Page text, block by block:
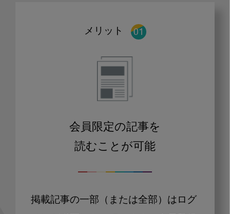
メリット
会員限定の記事を
読むことが可能
掲載記事の一部（または全部）はログ